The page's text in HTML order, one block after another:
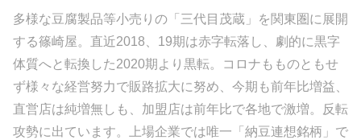
多様な豆腐製品等小売りの「三代目茂蔵」を関東圏に展開
する篠崎屋。直近2018、19期は赤字転落し、劇的に黒字
体質へと転換した2020期より黒転。コロナもものともせ
ず様々な経営努力で販路拡大に努め、今期も前年比増益、
直営店は純増無しも、加盟店は前年比で各地で激増。反転
攻勢に出ています。上場企業では唯一「納豆連想銘柄」で